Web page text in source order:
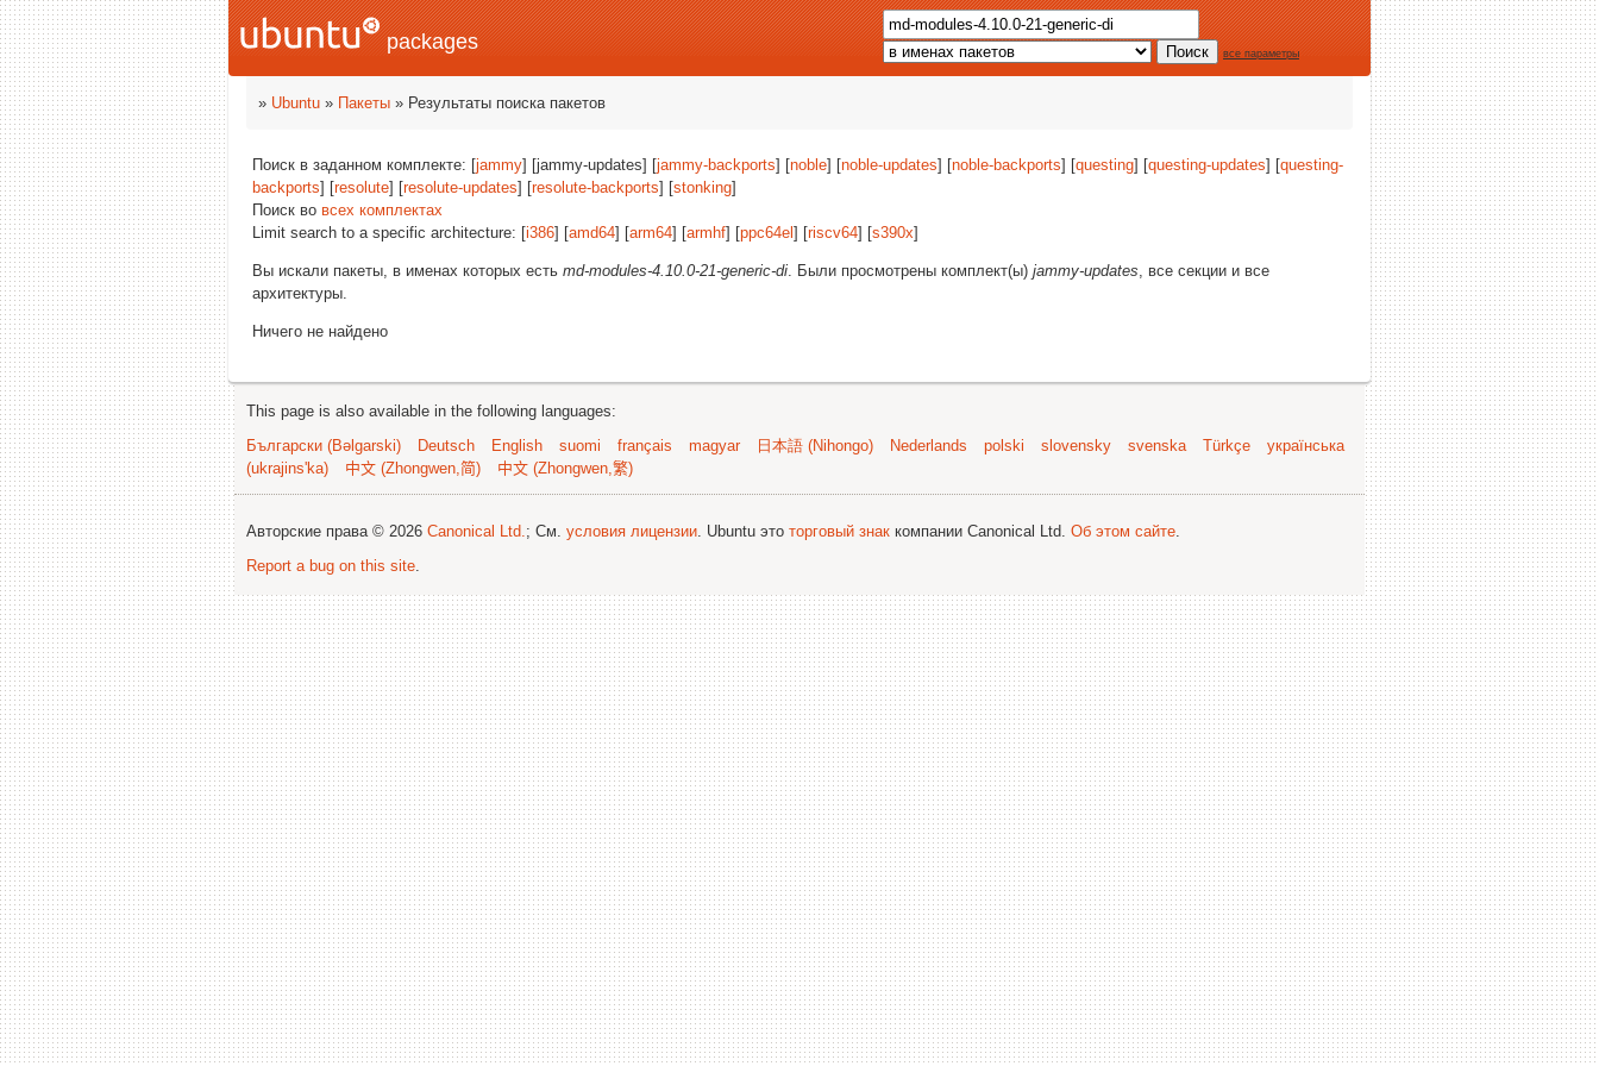
packages все параметры
» Ubuntu » Пакеты » Результаты поиска пакетов
Поиск в заданном комплекте: [jammy] [jammy-updates] [jammy-backports] [noble] [noble-updates] [noble-backports] [questing] [questing-updates] [questing-
backports] [resolute] [resolute-updates] [resolute-backports] [stonking]
Поиск во всех комплектах
Limit search to a specific architecture: [i386] [amd64] [arm64] [armhf] [ppc64el ] [riscv64] [s390x]
Вы искали пакеты, в именах которых есть md-modules-4.10.0-21-generic-di. Были просмотрены комплект(ы) jammy-updates, все секции и все
архитектуры.
Ничего не найдено
This page is also available in the following languages:
Български (Bəlgarski)
Deutsch English suomi français magyar 日本語 (Nihongo) Nederlands polski slovensky svenska Türkçe
українська
(ukrajins'ka)
中文 (Zhongwen,简) 中文 (Zhongwen,繁)
Авторские права © 2026 Canonical Ltd.; См. условия лицензии. Ubuntu это торговый знак компании Canonical Ltd. Об этом сайте.
Report a bug on this site.